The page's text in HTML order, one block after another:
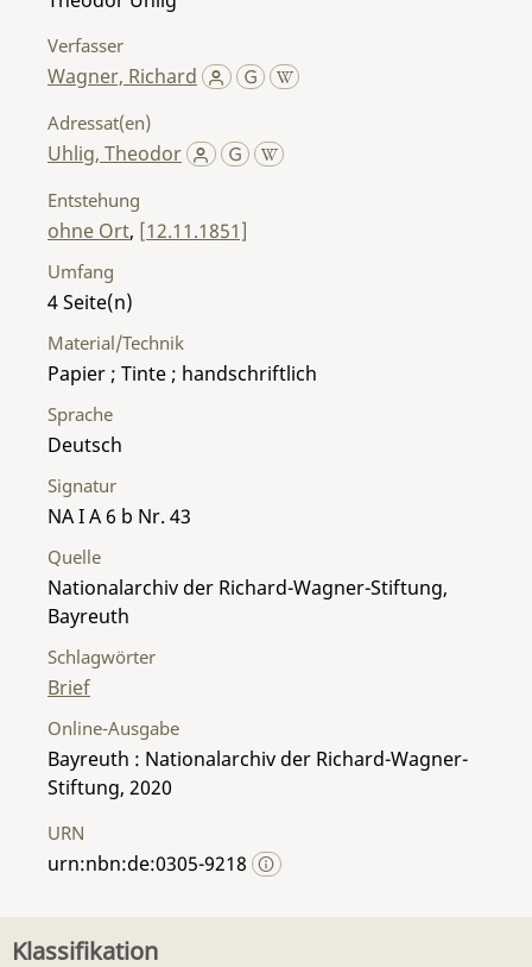
Verfasser
Wagner, Richard
Adressat(en)
Uhlig, Theodor
Entstehung
ohne Ort, [12.11.1851]
Umfang
4
Material/Technik
Papier ; Tinte ; handschriftlich
Sprache
Deutsch
Signatur
NA I A 6 b Nr. 43
Quelle
Nationalarchiv der Richard-Wagner-Stiftung,
Bayreuth
Schlagwörter
Brief
Online-Ausgabe
Bayreuth : Nationalarchiv der Richard-Wagner-
Stiftung, 2020
URN
urn:nbn:de:0305-9218
Klassifikation